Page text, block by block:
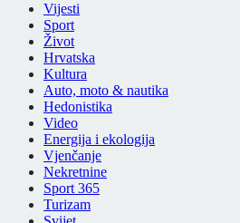
Vijesti
Sport
Život
Hrvatska
Kultura
Auto, moto & nautika
Hedonistika
Video
Energija i ekologija
Vjenčanje
Nekretnine
Sport 365
Turizam